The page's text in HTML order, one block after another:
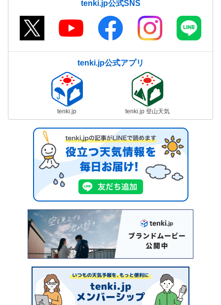
tenki.jp公式SNS
tenki.jp公式アプリ
tenki.jp tenki.jp 登山天気